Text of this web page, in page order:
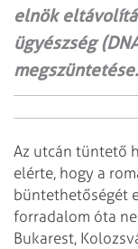
elnök
ügyészség
megszüntetése.
Az utcán tüntető
elérte, hogy a
büntethetőségét
forradalom óta
Bukarest,